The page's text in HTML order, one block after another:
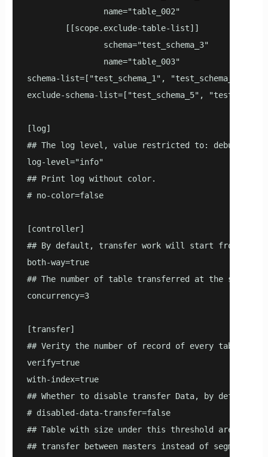
                name="table_002"
        [[scope.exclude-table-list]]
                schema="test_schema_3"
                name="table_003"
schema-list=["test_schema_1", "test_schema_2"]
exclude-schema-list=["test_schema_5",
[log]
## The log level, value restricted to: debug/
log-level="info"
## Print log without color.
# no-color=false
[controller]
## By default, transfer work will start from the
both-way=true
## The number of table transferred at the same
concurrency=3
[transfer]
## Verity the number of record of every table
verify=true
with-index=true
## Whether to disable transfer Data, by
# disabled-data-transfer=false
## Table with size under this threshold are
## transfer between masters instead of segments